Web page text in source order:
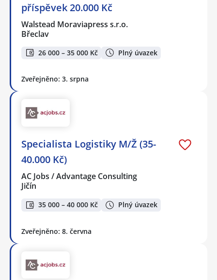
příspěvek 20.000 Kč
Walstead Moraviapress s.r.o.
Břeclav
26 000 – 35 000 Kč Plný úvazek
Zveřejněno: 3. srpna
Specialista Logistiky M/Ž (35-
40.000 Kč)
AC Jobs / Advantage Consulting
Jičín
35 000 – 40 000 Kč Plný úvazek
Zveřejněno: 8. června